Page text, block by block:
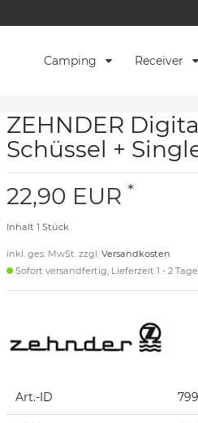
Camping Receiver
ZEHNDER
Schüssel +
22,90 EUR *
Inhalt 1 Stück
inkl. ges. MwSt. zzgl. Versandkosten
Sofort versandfertig, Lieferzeit 1 - 2 Tage
Art.-ID